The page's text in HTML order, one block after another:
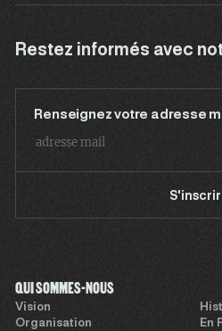
Restez informés avec
Renseignez votre adresse
QUI SOMMES-NOUS
Vision
Organisation
En